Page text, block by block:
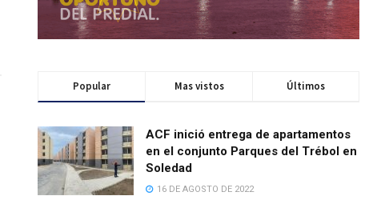
Popular Mas vistos Últimos
ACF inició entrega de apartamentos
en el conjunto Parques del Trébol en
Soledad
16 DE AGOSTO DE 2022